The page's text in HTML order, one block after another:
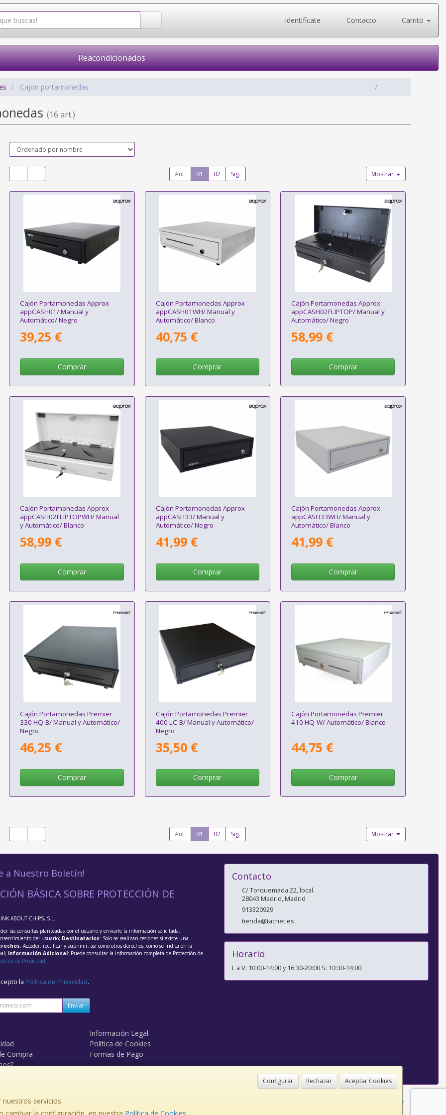
Identifícate Contacto Carrito
Reacondicionados
Cajon portamonedas
(16 art.)
Ant. 01 02 Sig. Mostrar
Cajón Portamonedas Approx
appCASH01/ Manual y
Automático/ Negro
39,25 €
Comprar
Cajón Portamonedas Approx
appCASH01WH/ Manual y
Automático/ Blanco
40,75 €
Comprar
Cajón Portamonedas Approx
appCASH02FLIPTOP/ Manual y
Automático/ Negro
58,99 €
Comprar
Cajón Portamonedas Approx
appCASH02FLIPTOPWH/ Manual
y Automático/ Blanco
58,99 €
Comprar
Cajón Portamonedas Approx
appCASH33/ Manual y
Automático/ Negro
41,99 €
Comprar
Cajón Portamonedas Approx
appCASH33WH/ Manual y
Automático/ Blanco
41,99 €
Comprar
Cajón Portamonedas Premier
330 HQ-B/ Manual y Automático/
Negro
46,25 €
Comprar
Cajón Portamonedas Premier
400 LC-B/ Manual y Automático/
Negro
35,50 €
Comprar
Cajón Portamonedas Premier
410 HQ-W/ Automático/ Blanco
44,75 €
Comprar
Ant. 01 02 Sig. Mostrar
Configurar Rechazar Aceptar Cookies
servicios.
a Nuestro Boletín!
BÁSICA SOBRE PROTECCIÓN DE
ABOUT CHIPS, S.L.
las consultas planteadas por el usuario y enviarle la información solicitada;
del usuario; Destinatarios: Solo se realizan cesiones si existe una
: Acceder, rectificar y suprimir, así como otros derechos, como se indica en la
Información Adicional: Puede consultar la información completa de Protección de
de Privacidad
la Política de Privacidad.
Enviar
Información Legal
Política de Cookies
Compra
Formas de Pago
Contacto
C/ Torquemada 22, local.
28043 Madrid,Madrid
913320929
tienda@tacnet.es
Horario
L a V: 10:00-14:00 y 16:30-20:00 S: 10:30-14:00
, , , , España. - C.I.F.: B84095611 - Tfno: